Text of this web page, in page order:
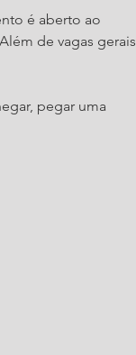
é aberto ao
de vagas gerais
pegar uma